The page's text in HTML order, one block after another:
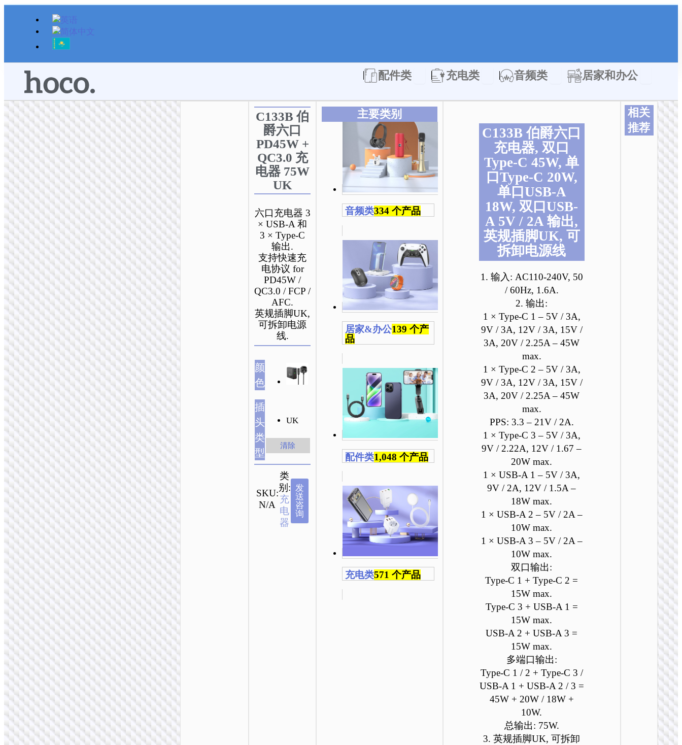
跳
配件类 Open 配件类充电类 Open 充电类音频类 Open 音频类居家和办公
C133B 伯
爵六口
PD45W +
QC3.0 充
电器 75W
UK
六口充电器 3
× USB-A 和
3 × Type-C
输出.
支持快速充
电协议 for
PD45W /
QC3.0 / FCP /
AFC.
英规插脚UK,
可拆卸电源
线.
颜
色
插
头
类
型
UK
清除
SKU:
N/A
类
别:
充
电
器
发
送
咨
询
主要类别
音频类334 个产品
居家&办公139 个产
品
配件类1,048 个产品
充电类571 个产品
C133B 伯爵六口
充电器, 双口
Type-C 45W, 单
口Type-C 20W,
单口USB-A
18W, 双口USB-
A 5V / 2A 输出,
英规插脚UK, 可
拆卸电源线
1. 输入: AC110-240V, 50
/ 60Hz, 1.6A.
2. 输出:
1 × Type-C 1 – 5V / 3A,
9V / 3A, 12V / 3A, 15V /
3A, 20V / 2.25A – 45W
max.
1 × Type-C 2 – 5V / 3A,
9V / 3A, 12V / 3A, 15V /
3A, 20V / 2.25A – 45W
max.
PPS: 3.3 – 21V / 2A.
1 × Type-C 3 – 5V / 3A,
9V / 2.22A, 12V / 1.67 –
20W max.
1 × USB-A 1 – 5V / 3A,
9V / 2A, 12V / 1.5A –
18W max.
1 × USB-A 2 – 5V / 2A –
10W max.
1 × USB-A 3 – 5V / 2A –
10W max.
双口输出:
Type-C 1 + Type-C 2 =
15W max.
Type-C 3 + USB-A 1 =
15W max.
USB-A 2 + USB-A 3 =
15W max.
多端口输出:
Type-C 1 / 2 + Type-C 3 /
USB-A 1 + USB-A 2 / 3 =
45W + 20W / 18W +
10W.
总输出: 75W.
3. 英规插脚UK, 可拆卸
相关
推荐
充电
AC25
口
旅行充
装 EU
UK /
充电
AC24
万能旅
器套
US /